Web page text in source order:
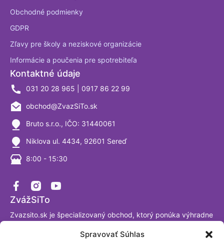
Spravovať Súhlas
Obchodné podmienky
GDPR
Zľavy pre školy a neziskové organizácie
Informácie a poučenia pre spotrebiteľa
ZvážSiTo
Zvazsito.sk je špecializovaný obchod, ktorý ponúka výhradne
predaju digitálnych váh už viac ako 30 rokov a sme
Kontaktné údaje
031 20 28 965 | 0917 86 22 99
obchod@ZvazSiTo.sk
Bruto s.r.o., IČO: 31440061
Niklova ul. 4434, 92601 Sereď
8:00 - 15:30